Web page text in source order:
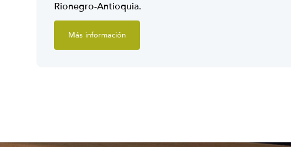
Rionegro-Antioquia.
Más información